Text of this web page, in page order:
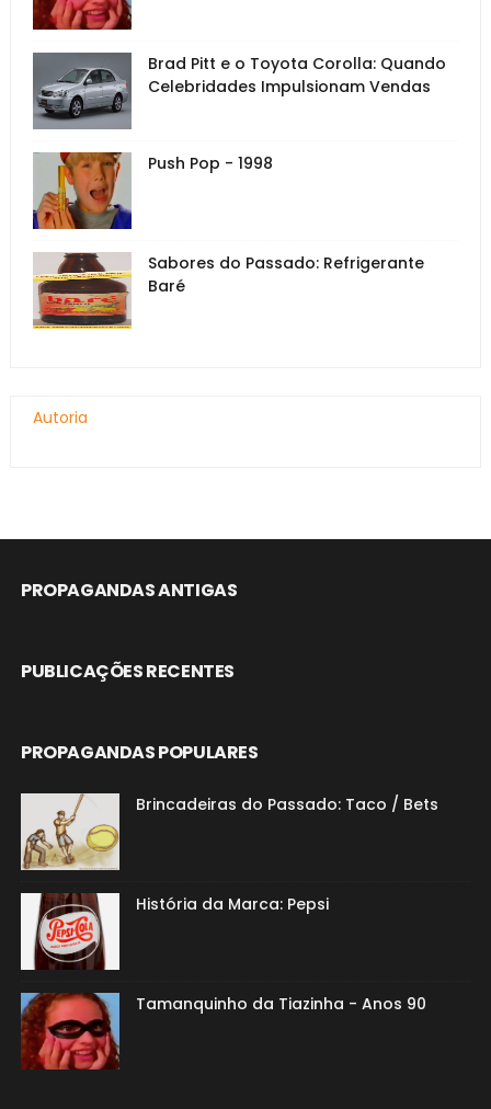
Brad Pitt e o Toyota Corolla: Quando
Celebridades Impulsionam Vendas
Push Pop - 1998
Sabores do Passado: Refrigerante
Baré
Autoria
PROPAGANDAS ANTIGAS
PUBLICAÇÕES RECENTES
PROPAGANDAS POPULARES
Brincadeiras do Passado: Taco / Bets
História da Marca: Pepsi
Tamanquinho da Tiazinha - Anos 90